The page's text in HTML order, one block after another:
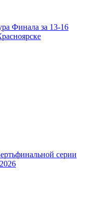
Финала за 13-16
серии